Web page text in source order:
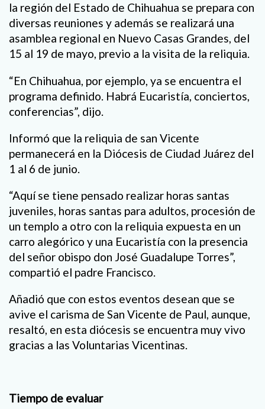
la región del Estado de Chihuahua se prepara con
diversas reuniones y además se realizará una
asamblea regional en Nuevo Casas Grandes, del
15 al 19 de mayo, previo a la visita de la reliquia.
“En Chihuahua, por ejemplo, ya se encuentra el
programa definido. Habrá Eucaristía, conciertos,
conferencias”, dijo.
Informó que la reliquia de san Vicente
permanecerá en la Diócesis de Ciudad Juárez del
1 al 6 de junio.
“Aquí se tiene pensado realizar horas santas
juveniles, horas santas para adultos, procesión de
un templo a otro con la reliquia expuesta en un
carro alegórico y una Eucaristía con la presencia
del señor obispo don José Guadalupe Torres”,
compartió el padre Francisco.
Añadió que con estos eventos desean que se
avive el carisma de San Vicente de Paul, aunque,
resaltó, en esta diócesis se encuentra muy vivo
gracias a las Voluntarias Vicentinas.
Tiempo de evaluar